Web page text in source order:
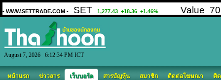
August 7, 2026 6:12:34 PM ICT
หน้าแรก ข่าวสาร เว็บบอร์ด สารบัญหุ้น สมาชิก ติดต่อโฆษณา ติ